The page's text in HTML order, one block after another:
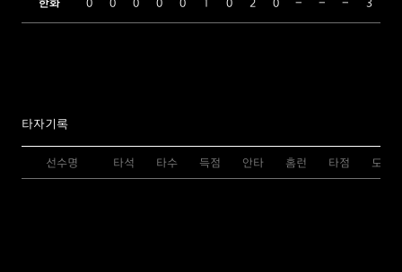
한화 0 0 0 0 0 1 0 2 0 - - - 3
타자기록
선수명 타석 타수 득점 안타 홈런 타점 도루